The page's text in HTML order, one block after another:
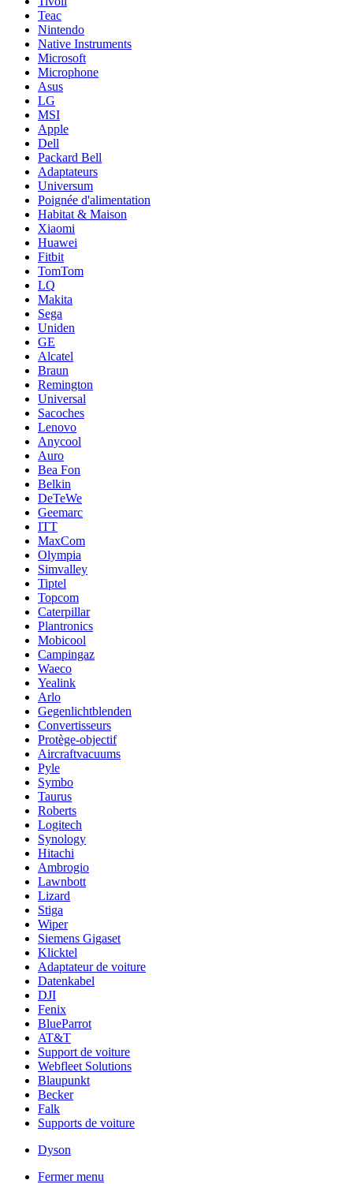
Teac
Nintendo
Native Instruments
Microsoft
Microphone
Asus
LG
MSI
Apple
Dell
Packard Bell
Adaptateurs
Universum
Poignée d'alimentation
Habitat & Maison
Xiaomi
Huawei
Fitbit
TomTom
LQ
Makita
Sega
Uniden
GE
Alcatel
Braun
Remington
Universal
Sacoches
Lenovo
Anycool
Auro
Bea Fon
Belkin
DeTeWe
Geemarc
ITT
MaxCom
Olympia
Simvalley
Tiptel
Topcom
Caterpillar
Plantronics
Mobicool
Campingaz
Waeco
Yealink
Arlo
Gegenlichtblenden
Convertisseurs
Protège-objectif
Aircraftvacuums
Pyle
Symbo
Taurus
Roberts
Logitech
Synology
Hitachi
Ambrogio
Lawnbott
Lizard
Stiga
Wiper
Siemens Gigaset
Klicktel
Adaptateur de voiture
Datenkabel
DJI
Fenix
BlueParrot
AT&T
Support de voiture
Webfleet Solutions
Blaupunkt
Becker
Falk
Supports de voiture
Dyson
Fermer menu